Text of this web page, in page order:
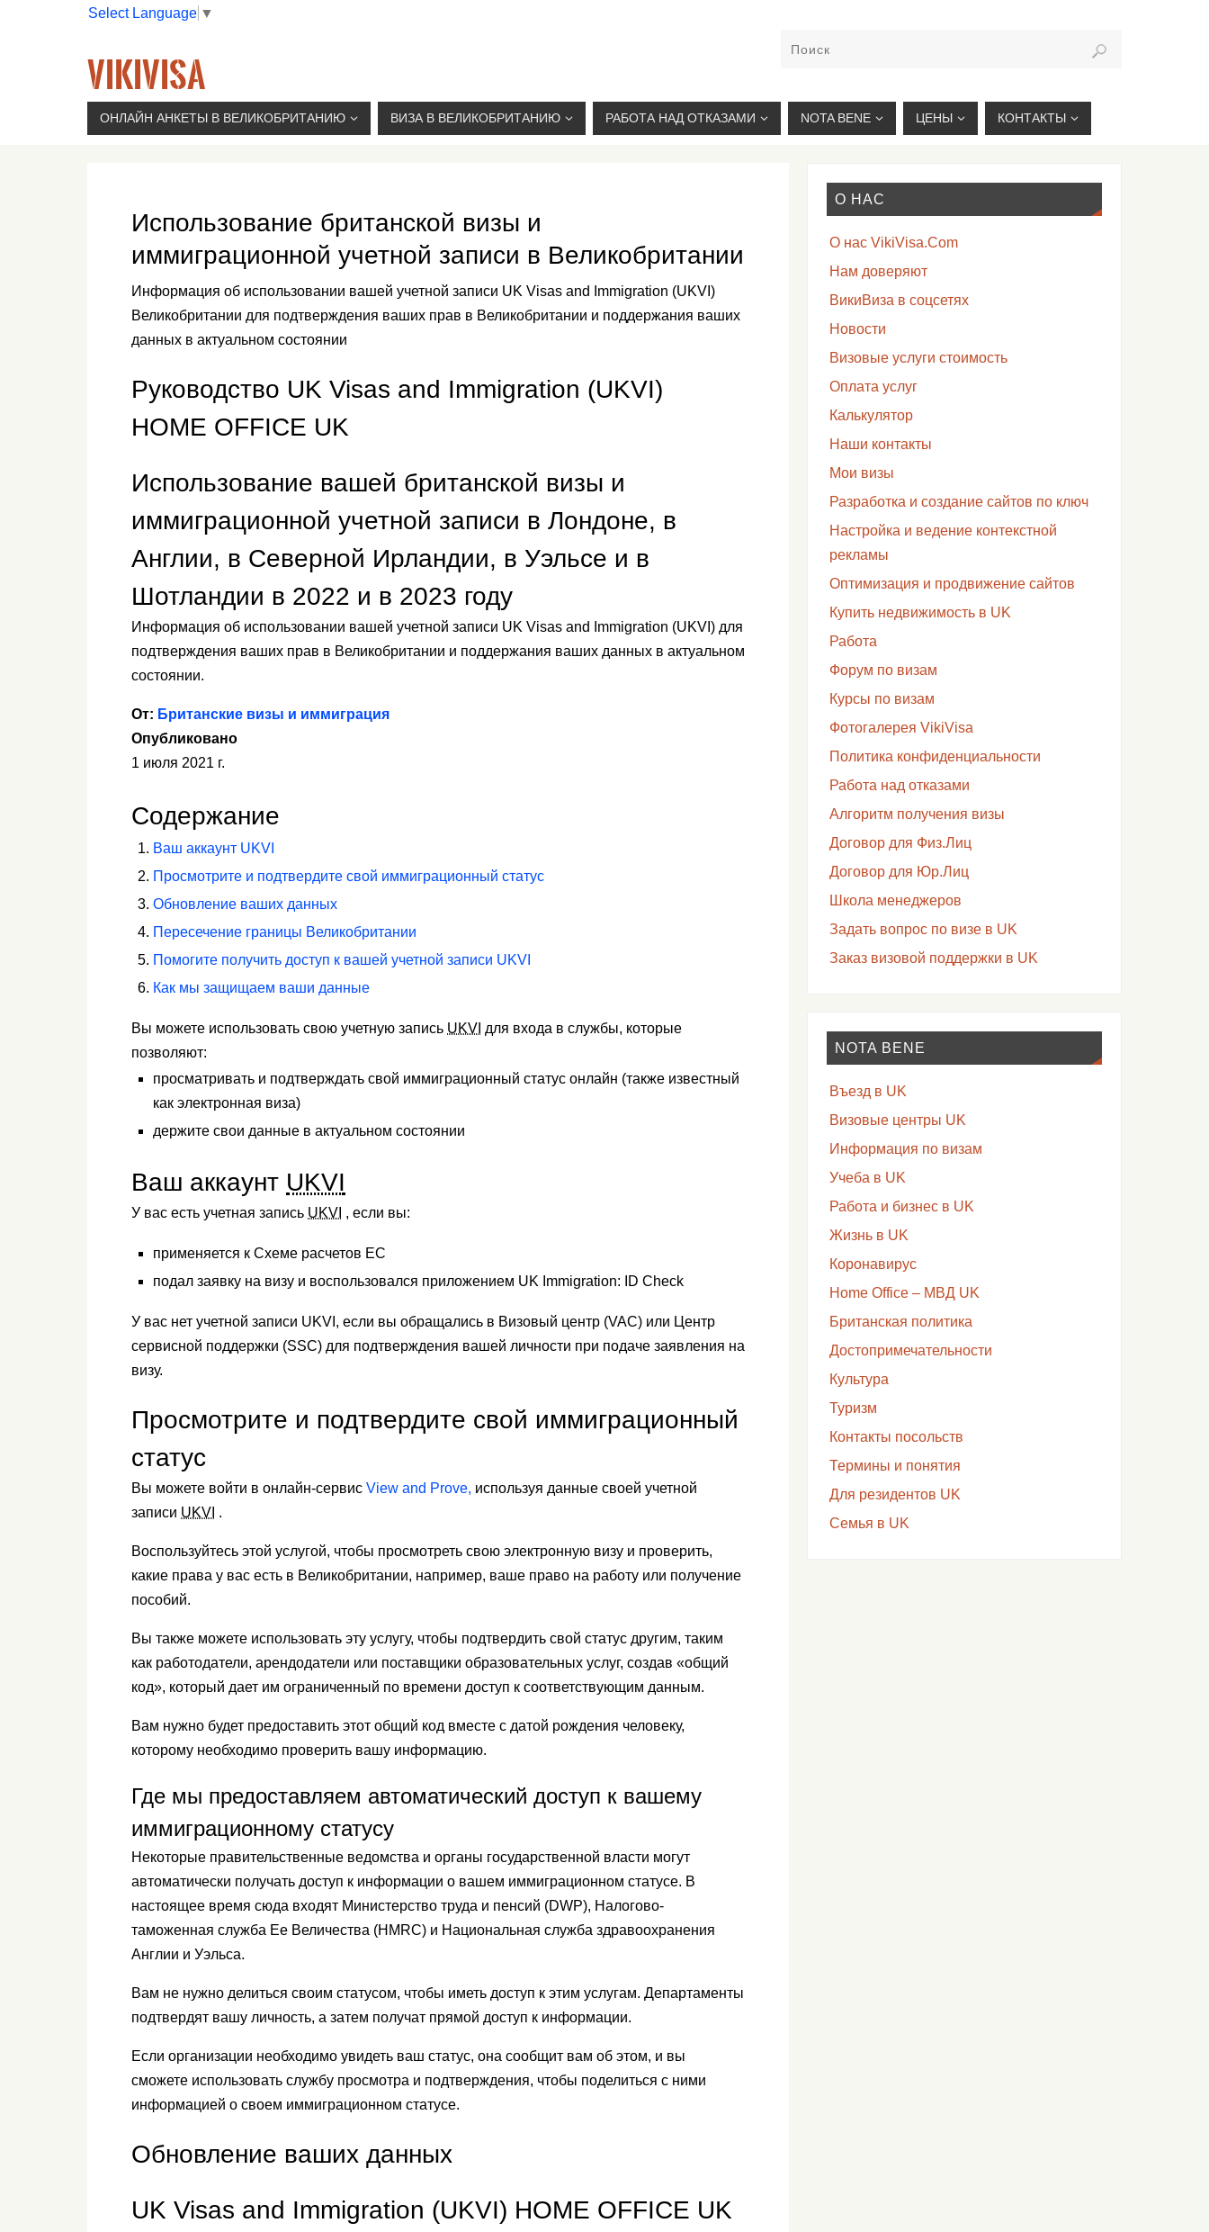
Select Language ▼
VIKIVISA
Г. МОСКВА, 2-Й СЫРОМЯТНИЧЕСКИЙ ПЕР., 11, М. КУРСКАЯ, +7(926)734-03-33, +7(926)274-03-33, VISA@VIKIVISA.RU
ОНЛАЙН АНКЕТЫ В ВЕЛИКОБРИТАНИЮ ВИЗА В ВЕЛИКОБРИТАНИЮ РАБОТА НАД ОТКАЗАМИ NOTA BENE ЦЕНЫ КОНТАКТЫ
Использование британской визы и
иммиграционной учетной записи в Великобритании
Информация об использовании вашей учетной записи UK Visas and Immigration (UKVI)
Великобритании для подтверждения ваших прав в Великобритании и поддержания ваших
данных в актуальном состоянии
Руководство UK Visas and Immigration (UKVI)
HOME OFFICE UK
Использование вашей британской визы и
иммиграционной учетной записи в Лондоне, в
Англии, в Северной Ирландии, в Уэльсе и в
Шотландии в 2022 и в 2023 году
Информация об использовании вашей учетной записи UK Visas and Immigration (UKVI) для
подтверждения ваших прав в Великобритании и поддержания ваших данных в актуальном
состоянии.
От: Британские визы и иммиграция
Опубликовано
1 июля 2021 г.
Содержание
Ваш аккаунт UKVI
Просмотрите и подтвердите свой иммиграционный статус
Обновление ваших данных
Пересечение границы Великобритании
Помогите получить доступ к вашей учетной записи UKVI
Как мы защищаем ваши данные
Вы можете использовать свою учетную запись UKVI для входа в службы, которые
позволяют:
просматривать и подтверждать свой иммиграционный статус онлайн (также известный
как электронная виза)
держите свои данные в актуальном состоянии
Ваш аккаунт UKVI
У вас есть учетная запись UKVI , если вы:
применяется к Схеме расчетов ЕС
подал заявку на визу и воспользовался приложением UK Immigration: ID Check
У вас нет учетной записи UKVI, если вы обращались в Визовый центр (VAC) или Центр
сервисной поддержки (SSC) для подтверждения вашей личности при подаче заявления на
визу.
Просмотрите и подтвердите свой иммиграционный
статус
Вы можете войти в онлайн-сервис View and Prove, используя данные своей учетной
записи UKVI .
Воспользуйтесь этой услугой, чтобы просмотреть свою электронную визу и проверить,
какие права у вас есть в Великобритании, например, ваше право на работу или получение
пособий.
Вы также можете использовать эту услугу, чтобы подтвердить свой статус другим, таким
как работодатели, арендодатели или поставщики образовательных услуг, создав «общий
код», который дает им ограниченный по времени доступ к соответствующим данным.
Вам нужно будет предоставить этот общий код вместе с датой рождения человеку,
которому необходимо проверить вашу информацию.
Где мы предоставляем автоматический доступ к вашему
иммиграционному статусу
Некоторые правительственные ведомства и органы государственной власти могут
автоматически получать доступ к информации о вашем иммиграционном статусе. В
настоящее время сюда входят Министерство труда и пенсий (DWP), Налогово-
таможенная служба Ее Величества (HMRC) и Национальная служба здравоохранения
Англии и Уэльса.
Вам не нужно делиться своим статусом, чтобы иметь доступ к этим услугам. Департаменты
подтвердят вашу личность, а затем получат прямой доступ к информации.
Если организации необходимо увидеть ваш статус, она сообщит вам об этом, и вы
сможете использовать службу просмотра и подтверждения, чтобы поделиться с ними
информацией о своем иммиграционном статусе.
Обновление ваших данных
UK Visas and Immigration (UKVI) HOME OFFICE UK
О НАС
О нас VikiVisa.Com
Нам доверяют
ВикиВиза в соцсетях
Новости
Визовые услуги стоимость
Оплата услуг
Калькулятор
Наши контакты
Мои визы
Разработка и создание сайтов по ключ
Настройка и ведение контекстной
рекламы
Оптимизация и продвижение сайтов
Купить недвижимость в UK
Работа
Форум по визам
Курсы по визам
Фотогалерея VikiVisa
Политика конфиденциальности
Работа над отказами
Алгоритм получения визы
Договор для Физ.Лиц
Договор для Юр.Лиц
Школа менеджеров
Задать вопрос по визе в UK
Заказ визовой поддержки в UK
NOTA BENE
Въезд в UK
Визовые центры UK
Информация по визам
Учеба в UK
Работа и бизнес в UK
Жизнь в UK
Коронавирус
Home Office – МВД UK
Британская политика
Достопримечательности
Культура
Туризм
Контакты посольств
Термины и понятия
Для резидентов UK
Семья в UK